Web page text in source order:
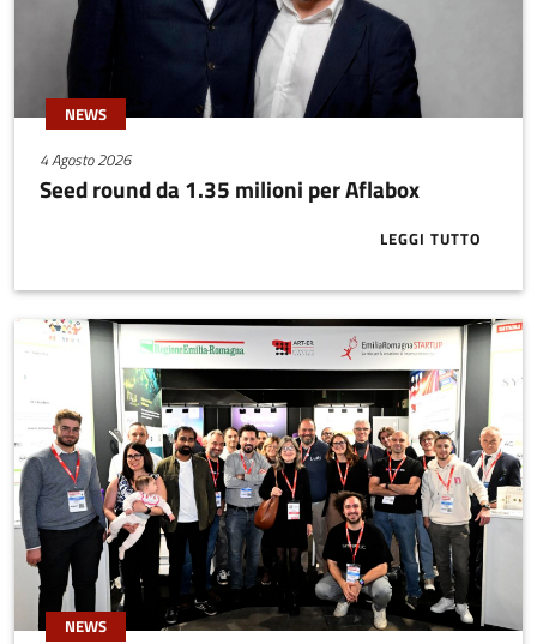
NEWS
4 Agosto 2026
Seed round da 1.35 milioni per Aflabox
LEGGI TUTTOABOUT SEED
NEWS